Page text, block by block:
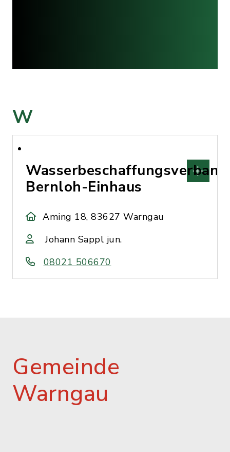
W
Wasserbeschaffungsverband
Bernloh-Einhaus
Aming 18, 83627 Warngau
Johann Sappl jun.
08021 506670
Gemeinde
Warngau